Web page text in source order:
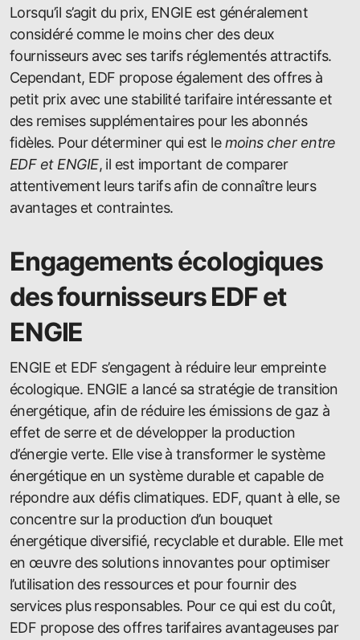
Lorsqu’il s’agit du prix, ENGIE est généralement
considéré comme le moins cher des deux
fournisseurs avec ses tarifs réglementés attractifs.
Cependant, EDF propose également des offres à
petit prix avec une stabilité tarifaire intéressante et
des remises supplémentaires pour les abonnés
fidèles. Pour déterminer qui est lemoins cher entre
EDF et ENGIE, il est important de comparer
attentivement leurs tarifs afin de connaître leurs
avantages et contraintes.
Engagements écologiques
des fournisseurs EDF et
ENGIE
ENGIE et EDF s’engagent à réduire leur empreinte
écologique. ENGIE a lancé sa stratégie de transition
énergétique, afin de réduire les émissions de gaz à
effet de serre et de développer la production
d’énergie verte. Elle vise à transformer le système
énergétique en un système durable et capable de
répondre aux défis climatiques. EDF, quant à elle, se
concentre sur la production d’un bouquet
énergétique diversifié, recyclable et durable. Elle met
en œuvre des solutions innovantes pour optimiser
l’utilisation des ressources et pour fournir des
services plus responsables. Pour ce qui est du coût,
EDF propose des offres tarifaires avantageuses par